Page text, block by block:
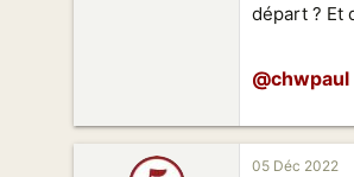
départ ? Et
@chwpaul
05 Déc 2022